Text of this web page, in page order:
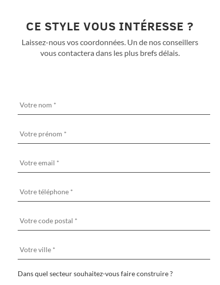
CE STYLE VOUS INTÉRESSE ?
Laissez-nous vos coordonnées. Un de nos conseillers
vous contactera dans les plus brefs délais.
Dans quel secteur souhaitez-vous faire construire ?